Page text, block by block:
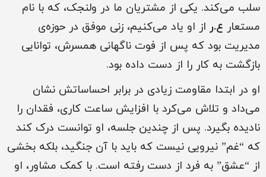
سلب می‌کند. یکی از مشتریان ما در ولنجک، که با نام
مستعار ع.ر از او یاد می‌کنیم، زنی موفق در حوزه‌ی
مدیریت بود که پس از فوت ناگهانی همسرش، توانایی
بازگشت به کار را از دست داده بود.
او در ابتدا مقاومت زیادی در برابر احساساتش نشان
می‌داد و تلاش می‌کرد با افزایش ساعت کاری، فقدان را
نادیده بگیرد. پس از چندین جلسه، او توانست درک کند
که “غم” نیرویی نیست که باید با آن جنگید، بلکه بخشی
از “عشق” به فرد از دست رفته است. با کمک مشاور، او